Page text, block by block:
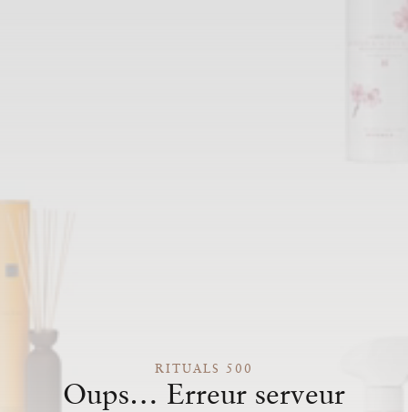
RITUALS 500
Oups… Erreur serveur